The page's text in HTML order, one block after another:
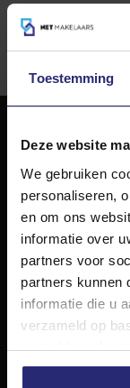
Toestemming
Deze website
We gebruiken
personaliseren,
en om ons
informatie over
partners voor
partners kunnen
informatie die u
verzameld op
gaat akkoord
gebruiken.
023 303 54 44
NET
NET Makelaars
decennialange
van de
Volg ons op
Diensten